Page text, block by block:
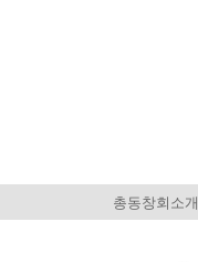
총동창회소개